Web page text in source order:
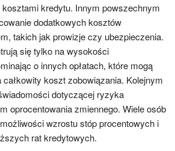
kredytu. Innym powszechnym
dodatkowych kosztów
takich jak prowizje czy ubezpieczenia.
się tylko na wysokości
o innych opłatach, które mogą
koszt zobowiązania. Kolejnym
dotyczącej ryzyka
oprocentowania zmiennego. Wiele osób
wzrostu stóp procentowych i
rat kredytowych.